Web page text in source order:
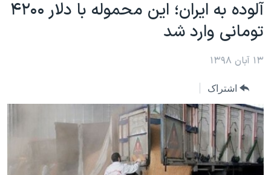
صفحه
جهش
آمریکا
جهان
ورزشی
ویدیوها
فرهنگ و زندگی
حقوق شهروندی
جدول برنامه ها
صفحه‌های ویژه
جام جهانی ۲۰۲۶
بایگانی برنامه‌های تلویزیونی
مستندها
انتخابات ریاست جمهوری آمریکا ۲۰۲۴
فرکانس‌های صدای آمریکا
یادگیری زبان انگلیسی
دنبال کنید
آلوده به ایران؛ این محموله با دلار ۴۲۰۰
تومانی وارد شد
۱۳ آبان ۱۳۹۸
اشتراک